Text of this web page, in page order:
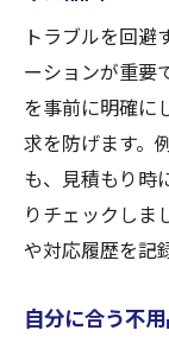
トラブルを回避
ーションが重要
を事前に明確に
求を防げます。
も、見積もり時
りチェックしま
や対応履歴を記
自分に合う不